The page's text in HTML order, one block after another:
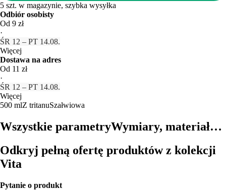
5 szt. w magazynie, szybka wysyłka
Odbiór osobisty
Od 9 zł
·
ŚR 12 – PT 14.08.
Więcej
Dostawa na adres
Od 11 zł
·
ŚR 12 – PT 14.08.
Więcej
500 mlZ tritanuSzałwiowa
Wszystkie parametryWymiary, materiał…
Odkryj pełną ofertę produktów z kolekcji
Vita
Pytanie o produkt